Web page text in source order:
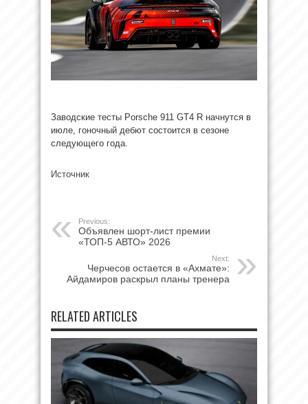
Заводские тесты Porsche 911 GT4 R начнутся в
июле, гоночный дебют состоится в сезоне
следующего года.
Источник
Previous:
Объявлен шорт-лист премии
«ТОП-5 АВТО» 2026
Next:
Черчесов остается в «Ахмате»:
Айдамиров раскрыл планы тренера
RELATED ARTICLES